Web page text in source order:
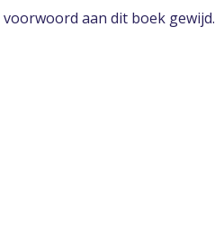
aan dit boek gewijd.